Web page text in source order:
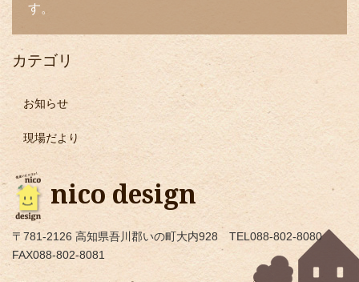
す。
カテゴリ
お知らせ
現場だより
nico design
〒781-2126 高知県吾川郡いの町大内928 TEL088-802-8080
FAX088-802-8081